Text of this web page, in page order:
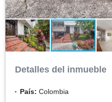
Detalles del inmueble
País: Colombia